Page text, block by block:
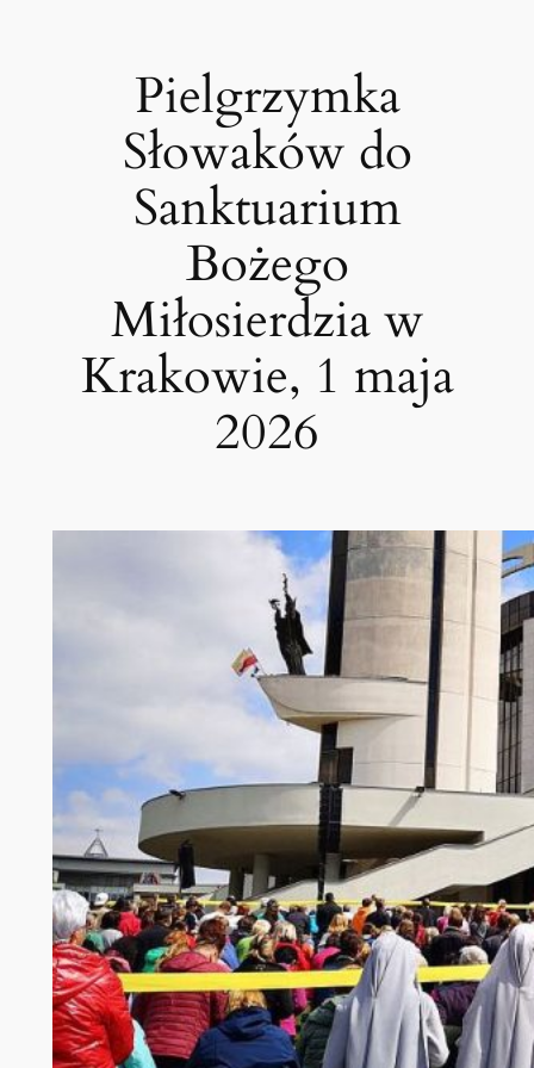
Pielgrzymka
Słowaków do
Sanktuarium
Bożego
Miłosierdzia w
Krakowie, 1 maja
2026